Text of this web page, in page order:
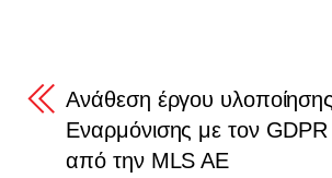
Ανάθεση έργου υλοποίησης
Εναρμόνισης με τον
από την MLS AE